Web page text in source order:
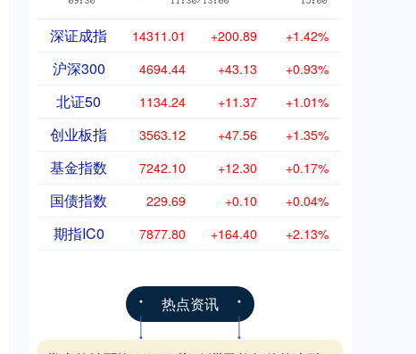
深证成指 14311.01 +200.89 +1.42%
沪深300 4694.44 +43.13 +0.93%
北证50 1134.24 +11.37 +1.01%
创业板指 3563.12 +47.56 +1.35%
基金指数 7242.10 +12.30 +0.17%
国债指数 229.69 +0.10 +0.04%
期指IC0 7877.80 +164.40 +2.13%
热点资讯